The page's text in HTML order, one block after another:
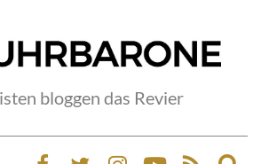
bloggen das Revier